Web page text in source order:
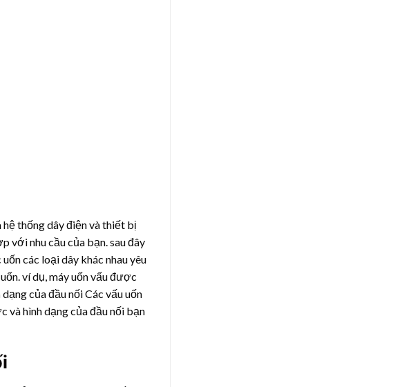
thống dây điện và thiết bị
với nhu cầu của bạn. sau đây
các loại dây khác nhau yêu
ví dụ, máy uốn vấu được
của đầu nối Các vấu uốn
và hình dạng của đầu nối bạn